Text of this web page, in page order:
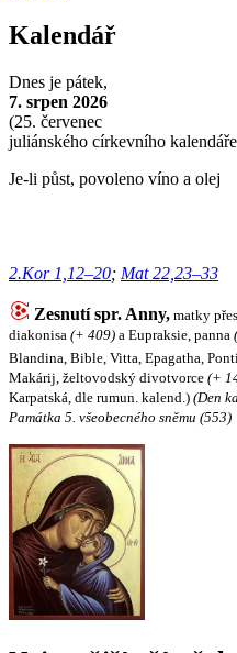
Kalendář
Dnes je pátek,
7. srpen 2026
(25. červenec
juliánského církevního
Je-li půst, povoleno víno a olej
2.Kor 1,12–20; Mat 22,23–33
Zesnutí spr. Anny, matky
diakonisa (+ 409) a Eupraksie, panna
Blandina, Bible, Vitta, Epagatha,
Makárij, želtovodský divotvorce (+
Karpatská, dle rumun. kalend.) (Den
Památka 5. všeobecného sněmu (553)